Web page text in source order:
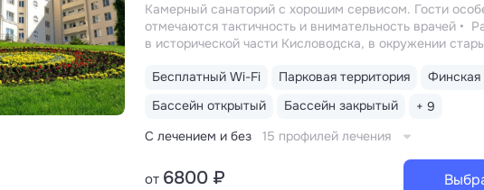
Камерный санаторий с хорошим сервисом. Гости
отмечаются тактичность и внимательность врачей
в исторической части Кисловодска, в окружении
и входа в Курортный парк
Территория 3,2 га с
садовыми качелями, местами отдыха — одна из самых
среди санаториев Кавминвод
курортов: «Славяновская» (Железноводск) и
10 минут до Желябовского и Ребровского городских
Бесплатный Wi-Fi Парковая территория
Финская
Бассейн открытый
Бассейн закрытый
+ 9
С лечением и без
15 профилей лечения
от 6800 ₽